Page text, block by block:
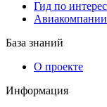
Гид по
Авиакомпании
База знаний
О проекте
Информация